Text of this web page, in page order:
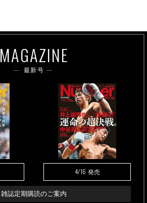
MAGAZINE
最新号
4/16 発売
雑誌定期購読のご案内